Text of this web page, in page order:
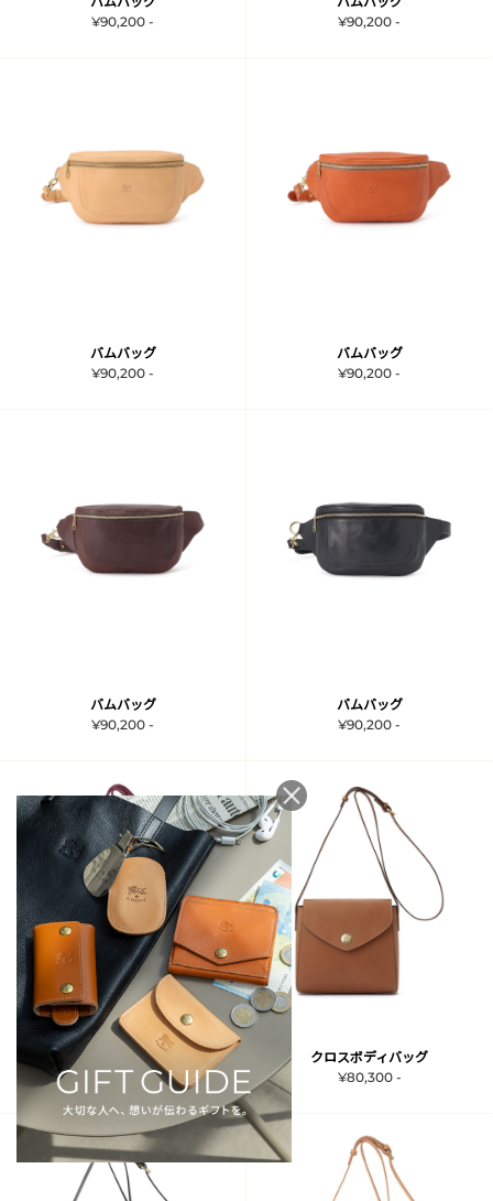
¥90,200 -
¥90,200 -
バムバッグ
¥90,200 -
バムバッグ
¥90,200 -
バムバッグ
¥90,200 -
バムバッグ
¥90,200 -
クロスボディバッグ
¥80,300 -
クロスボディバッグ
¥80,300 -